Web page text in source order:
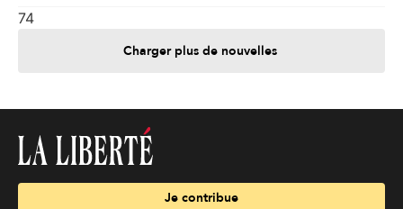
74
Charger plus de nouvelles
Je contribue